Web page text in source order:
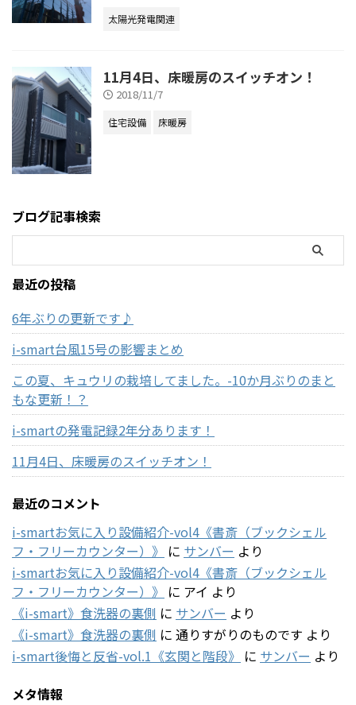
太陽光発電関連
11月4日、床暖房のスイッチオン！
2018/11/7
住宅設備 床暖房
ブログ記事検索
最近の投稿
6年ぶりの更新です♪
i-smart台風15号の影響まとめ
この夏、キュウリの栽培してました。-10か月ぶりのまと
もな更新！？
i-smartの発電記録2年分あります！
11月4日、床暖房のスイッチオン！
最近のコメント
i-smartお気に入り設備紹介-vol4《書斎（ブックシェル
フ・フリーカウンター）》 に サンバー より
i-smartお気に入り設備紹介-vol4《書斎（ブックシェル
フ・フリーカウンター）》 に アイ より
《i-smart》食洗器の裏側 に サンバー より
《i-smart》食洗器の裏側 に 通りすがりのものです より
i-smart後悔と反省-vol.1《玄関と階段》 に サンバー より
メタ情報